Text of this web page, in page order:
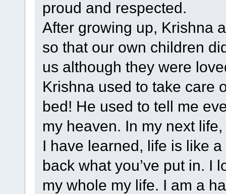
proud and respected.
After growing up, Krishna
so that our own children
us although they were
Krishna used to take care
bed! He used to tell me
my heaven. In my next
I have learned, life is like
back what you’ve put in. I
my whole my life. I am a